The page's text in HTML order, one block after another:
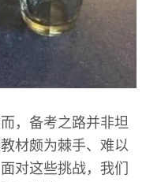
，备考之路并非坦
材颇为棘手、难以
对这些挑战，我们